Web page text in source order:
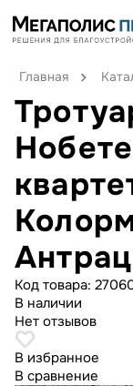
Главная
Код товара:
В наличии
Нет отзывов
В избранное
В сравнение